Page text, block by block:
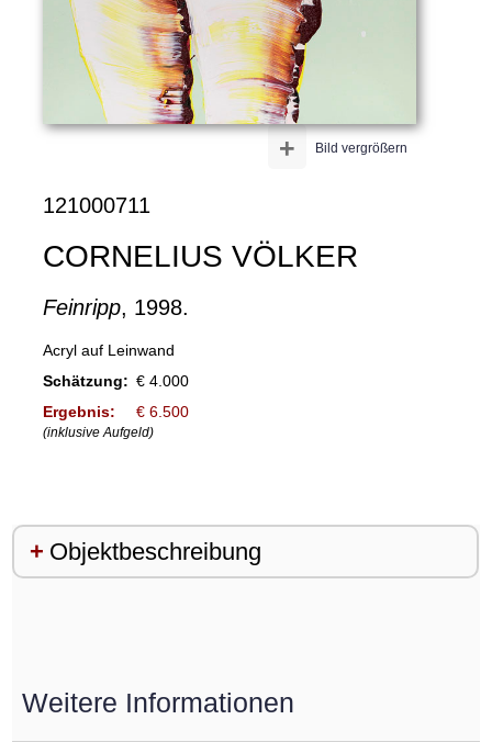
Bild vergrößern
+
121000711
CORNELIUS VÖLKER
Feinripp, 1998.
Acryl auf Leinwand
Schätzung: € 4.000
Ergebnis:
€ 6.500
(inklusive Aufgeld)
Objektbeschreibung
Weitere Informationen